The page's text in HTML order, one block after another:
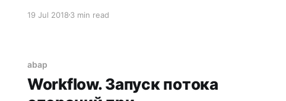
операций, и уж тем более о каких-то
называемых utility-классов. См. ABAP Classes
in Workflow
19 Jul 20183 min read
abap
Workflow. Запуск потока